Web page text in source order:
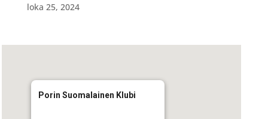
loka 25, 2024
Porin Suomalainen Klubi